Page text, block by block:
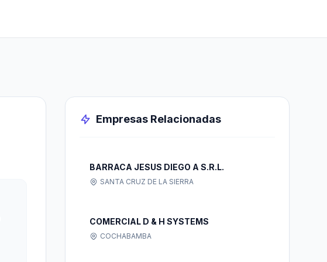
Empresas Relacionadas
BARRACA JESUS DIEGO A S.R.L.
SANTA CRUZ DE LA SIERRA
COMERCIAL D & H SYSTEMS
COCHABAMBA